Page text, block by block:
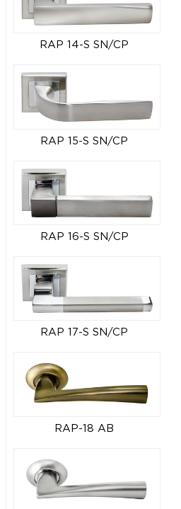
RAP 14-S SN/CP
RAP 15-S SN/CP
RAP 16-S SN/CP
RAP 17-S SN/CP
RAP-18 AB